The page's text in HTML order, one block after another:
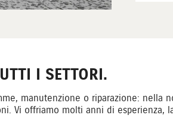
I SETTORI.
manutenzione o riparazione: nella
Vi offriamo molti anni di